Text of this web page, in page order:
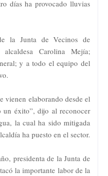
días ha provocado lluvias
la Junta de Vecinos de
Carolina Mejía;
y a todo el equipo del
vienen elaborando desde el
un éxito”, dijo al reconocer
la cual ha sido mitigada
ha puesto en el sector.
presidenta de la Junta de
la importante labor de la